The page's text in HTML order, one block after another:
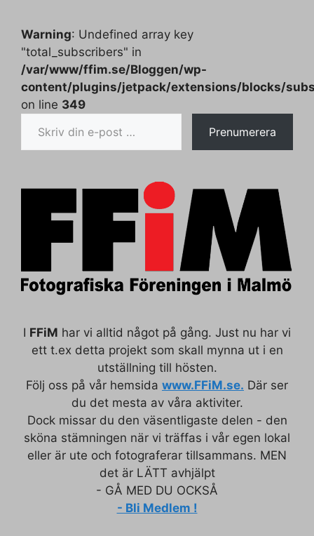
Warning: Undefined array key
"total_subscribers" in
/var/www/ffim.se/Bloggen/wp-
content/plugins/jetpack/extensions/blocks/
on line 349
Skriv din e-post …
Prenumerera
I FFiM har vi alltid något på gång. Just nu har vi
ett t.ex detta projekt som skall mynna ut i en
utställning till hösten.
Följ oss på vår hemsida www.FFiM.se. Där ser
du det mesta av våra aktiviter.
Dock missar du den väsentligaste delen - den
sköna stämningen när vi träffas i vår egen lokal
eller är ute och fotograferar tillsammans. MEN
det är LÄTT avhjälpt
- GÅ MED DU OCKSÅ
- Bli Medlem !